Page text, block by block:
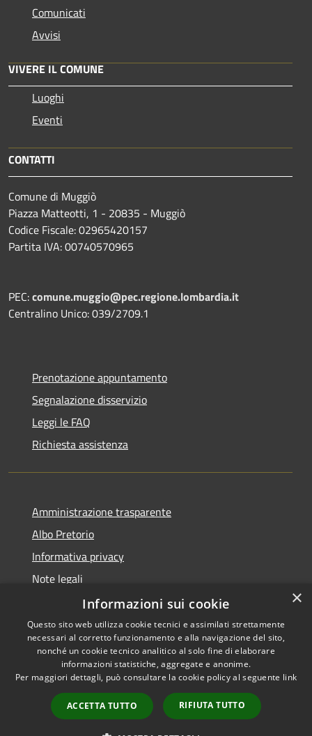
Comunicati
Avvisi
VIVERE IL COMUNE
Luoghi
Eventi
CONTATTI
Comune di Muggiò
Piazza Matteotti, 1 - 20835 - Muggiò
Codice Fiscale: 02965420157
Partita IVA: 00740570965
PEC:comune.muggio@pec.regione.lombardia.it
Centralino Unico: 039/2709.1
Prenotazione appuntamento
Segnalazione disservizio
Leggi le FAQ
Richiesta assistenza
Amministrazione trasparente
Albo Pretorio
Informativa privacy
Note legali
Dichiarazione di accessibilità
RSS
Accessibilità
Copyright © 2026 • Comune di
Municipium•
Accesso
redazione
×
Informazioni sui cookie
Questo sito web utilizza cookie tecnici e assimilati strettamente
necessari al corretto funzionamento e alla navigazione del sito,
nonché un cookie tecnico analitico al solo fine di elaborare
informazioni statistiche, aggregate e anonime.
Per maggiori dettagli, può consultare la cookie policy al seguente link
ACCETTA TUTTO RIFIUTA TUTTO